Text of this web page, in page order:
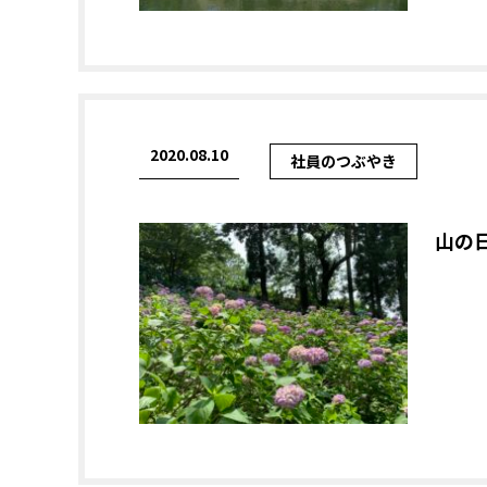
2020.08.10 社員のつぶやき
山の